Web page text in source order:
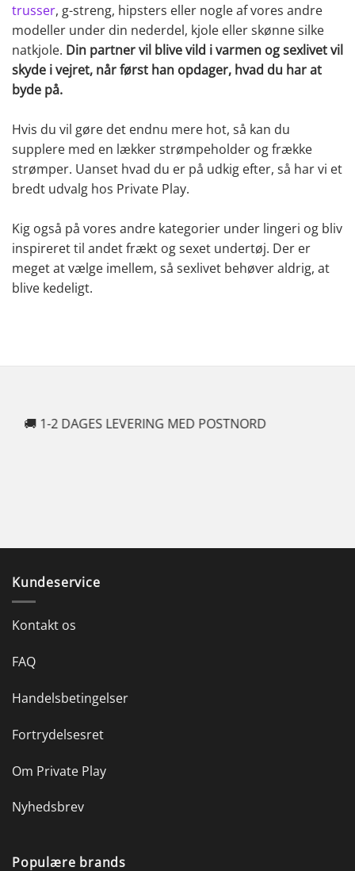
trusser, g-streng, hipsters eller nogle af vores andre
modeller under din nederdel, kjole eller skønne silke
natkjole. Din partner vil blive vild i varmen og sexlivet vil
skyde i vejret, når først han opdager, hvad du har at
byde på.
Hvis du vil gøre det endnu mere hot, så kan du
supplere med en lækker strømpeholder og frække
strømper. Uanset hvad du er på udkig efter, så har vi et
bredt udvalg hos Private Play.
Kig også på vores andre kategorier under lingeri og bliv
inspireret til andet frækt og sexet undertøj. Der er
meget at vælge imellem, så sexlivet behøver aldrig, at
blive kedeligt.
🍆 100% DISKRETION & SIKKER HANDEL
Kundeservice
Kontakt os
FAQ
Handelsbetingelser
Fortrydelsesret
Om Private Play
Nyhedsbrev
Populære brands